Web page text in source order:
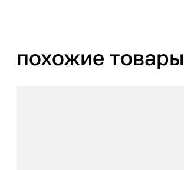
похожие товары